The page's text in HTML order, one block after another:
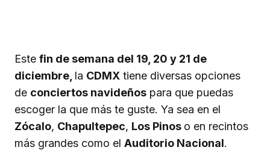
Este fin de semana del 19, 20 y 21 de
diciembre, la CDMX tiene diversas opciones
de conciertos navideños para que puedas
escoger la que más te guste. Ya sea en el
Zócalo, Chapultepec, Los Pinos o en recintos
más grandes como el Auditorio Nacional.